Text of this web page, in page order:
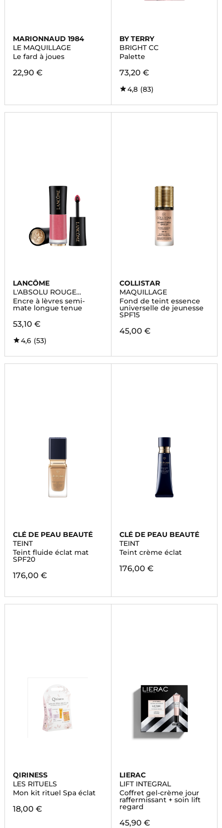
MARIONNAUD 1984
LE MAQUILLAGE
Le fard à joues
22,90 €
BY TERRY
BRIGHT CC
Palette
73,20 €
4,8 (83)
LANCÔME
L'ABSOLU ROUGE
DRAMA INK
Encre à lèvres semi-
mate longue tenue
53,10 €
4,6 (53)
COLLISTAR
MAQUILLAGE
Fond de teint essence
universelle de jeunesse
SPF15
45,00 €
CLÉ DE PEAU BEAUTÉ
TEINT
Teint fluide éclat mat
SPF20
176,00 €
CLÉ DE PEAU BEAUTÉ
TEINT
Teint crème éclat
176,00 €
QIRINESS
LES RITUELS
Mon kit rituel Spa éclat
18,00 €
LIERAC
LIFT INTEGRAL
Coffret gel-crème jour
raffermissant + soin lift
regard
45,90 €